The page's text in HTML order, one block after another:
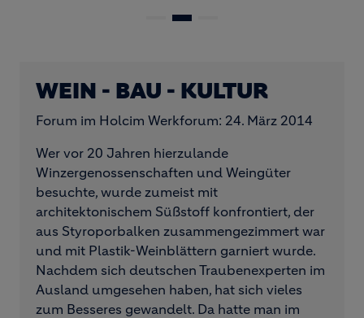
WEIN - BAU - KULTUR
Forum im Holcim Werkforum: 24. März 2014
Wer vor 20 Jahren hierzulande
Winzergenossenschaften und Weingüter
besuchte, wurde zumeist mit
architektonischem Süßstoff konfrontiert, der
aus Styroporbalken zusammengezimmert war
und mit Plastik-Weinblättern garniert wurde.
Nachdem sich deutschen Traubenexperten im
Ausland umgesehen haben, hat sich vieles
zum Besseres gewandelt. Da hatte man im